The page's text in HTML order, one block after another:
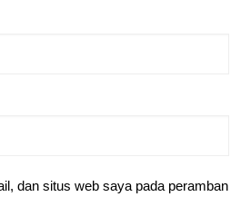
dan situs web saya pada peramban